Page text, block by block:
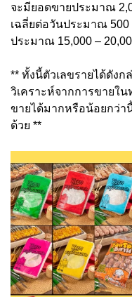
จะมียอดขายประมาณ
เฉลี่ยต่อวันประมาณ 500
ประมาณ 15,000 –
** ทั้งนี้ตัวเลขรายได้ดัง
วิเคราะห์จากการขายใ
ขายได้มากหรือน้อยกว่
ด้วย **